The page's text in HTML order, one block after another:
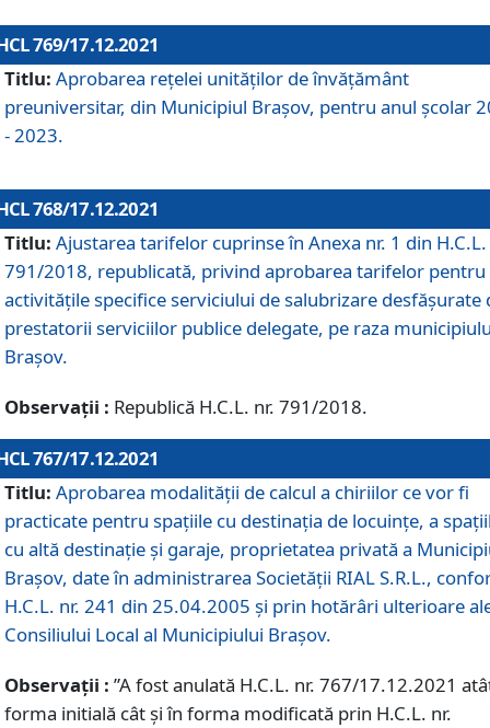
769/17.12.2021
Titlu: Aprobarea reţelei unităţilor de învăţământ
preuniversitar, din Municipiul Braşov, pentru anul şcolar
- 2023.
768/17.12.2021
Titlu: Ajustarea tarifelor cuprinse în Anexa nr. 1 din H.C.L.
791/2018, republicată, privind aprobarea tarifelor pentru
activităţile specifice serviciului de salubrizare desfăşurate
prestatorii serviciilor publice delegate, pe raza
Braşov.
Observații : Republică H.C.L. nr. 791/2018.
767/17.12.2021
Titlu: Aprobarea modalității de calcul a chiriilor ce vor fi
practicate pentru spaţiile cu destinaţia de locuinţe, a
cu altă destinaţie şi garaje, proprietatea privată a
Braşov, date în administrarea Societăţii RIAL S.R.L.,
H.C.L. nr. 241 din 25.04.2005 și prin hotărâri ulterioare
Consiliului Local al Municipiului Braşov.
Observații : ”A fost anulată H.C.L. nr. 767/17.12.2021
forma initială cât și în forma modificată prin H.C.L. nr.